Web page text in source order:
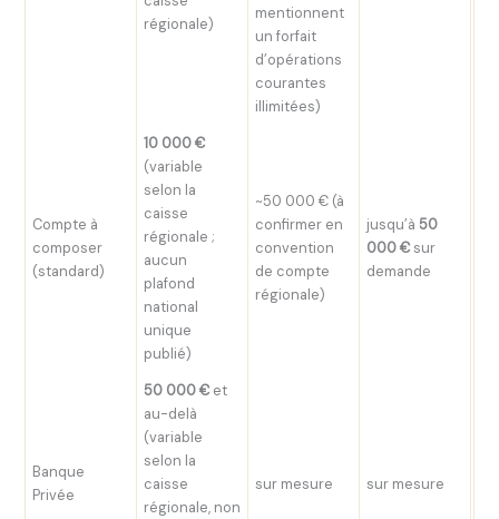
régionale)
mentionnent
un forfait
d’opérations
courantes
illimitées)
Compte à
composer
(standard)
10 000 €
(variable
selon la
caisse
régionale ;
aucun
plafond
national
unique
publié)
~50 000 € (à
confirmer en
convention
de compte
régionale)
jusqu’à 50
000 € sur
demande
Banque
Privée
50 000 € et
au-delà
(variable
selon la
caisse
régionale, non
sur mesure sur mesure